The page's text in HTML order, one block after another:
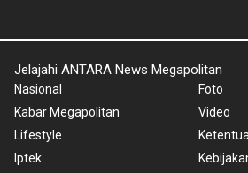
Jelajahi ANTARA News Megapolitan
Nasional
Kabar Megapolitan
Lifestyle
Iptek
Foto
Video